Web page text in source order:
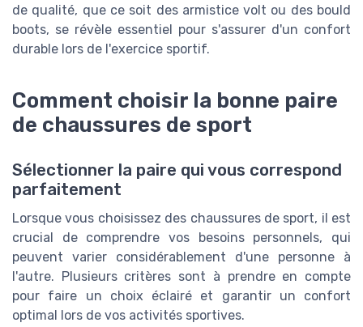
de qualité, que ce soit des armistice volt ou des bould
boots, se révèle essentiel pour s'assurer d'un confort
durable lors de l'exercice sportif.
Comment choisir la bonne paire
de chaussures de sport
Sélectionner la paire qui vous correspond
parfaitement
Lorsque vous choisissez des chaussures de sport, il est
crucial de comprendre vos besoins personnels, qui
peuvent varier considérablement d'une personne à
l'autre. Plusieurs critères sont à prendre en compte
pour faire un choix éclairé et garantir un confort
optimal lors de vos activités sportives.